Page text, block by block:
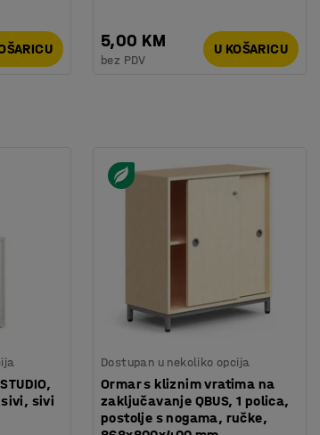
5,00 KM
bez PDV
U KOŠARICU
sivi, sivi
Dostupan u nekoliko opcija
Ormar s kliznim vratima na
zaključavanje QBUS, 1 polica,
postolje s nogama, ručke,